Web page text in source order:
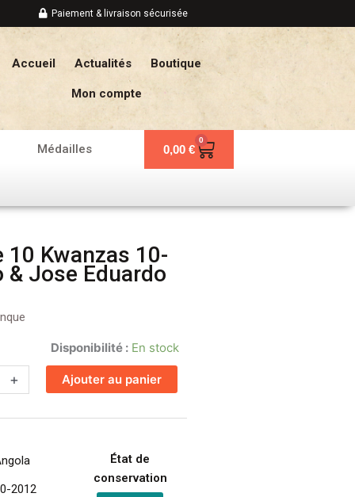
Paiement & livraison sécurisée
Accueil Actualités Boutique
Mon compte
Médailles 0,00 €
0
Panier
10 Kwanzas 10-
& Jose Eduardo
Disponibilité : En stock
+ Ajouter au panier
2012
État de
conservation